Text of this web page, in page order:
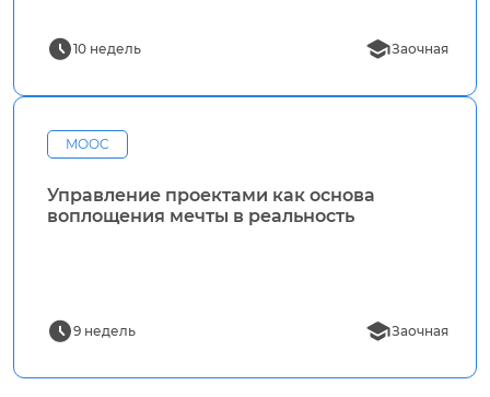
10 недель Заочная
MOOC
Управление проектами как основа
воплощения мечты в реальность
9 недель Заочная